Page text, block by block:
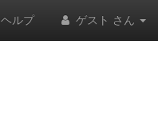
ヘルプ ゲスト さん